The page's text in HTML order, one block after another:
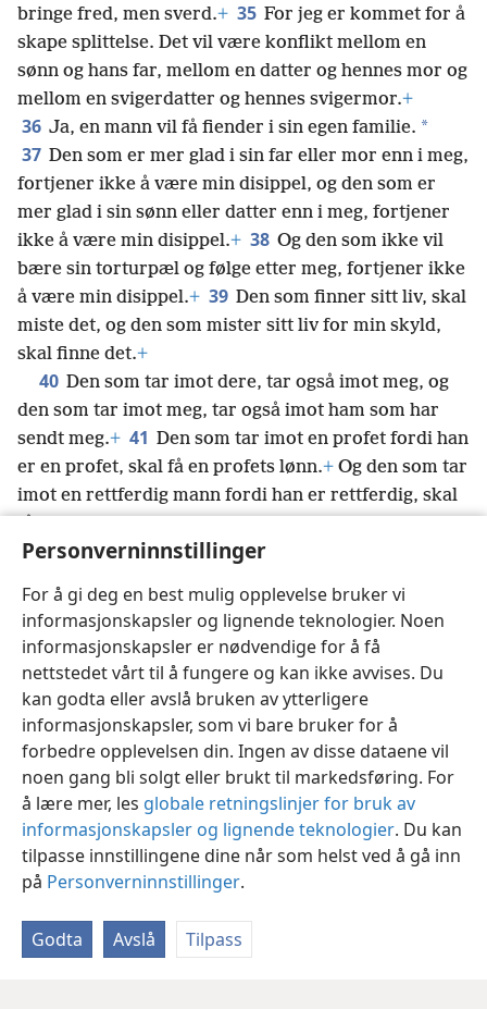
Personverninnstillinger
For å gi deg en best mulig opplevelse bruker vi
informasjonskapsler og lignende teknologier. Noen
informasjonskapsler er nødvendige for å få
nettstedet vårt til å fungere og kan ikke avvises. Du
kan godta eller avslå bruken av ytterligere
informasjonskapsler, som vi bare bruker for å
forbedre opplevelsen din. Ingen av disse dataene vil
noen gang bli solgt eller brukt til markedsføring. For
å lære mer, les globale retningslinjer for bruk av
informasjonskapsler og lignende teknologier. Du kan
tilpasse innstillingene dine når som helst ved å gå inn
på Personverninnstillinger.
Godta Avslå Tilpass
bringe fred, men sverd.+ 35 For jeg er kommet for å
skape splittelse. Det vil være konflikt mellom en
sønn og hans far, mellom en datter og hennes mor og
mellom en svigerdatter og hennes svigermor.+
36 Ja, en mann vil få fiender i sin egen familie. *
37 Den som er mer glad i sin far eller mor enn i meg,
fortjener ikke å være min disippel, og den som er
mer glad i sin sønn eller datter enn i meg, fortjener
ikke å være min disippel.+ 38 Og den som ikke vil
bære sin torturpæl og følge etter meg, fortjener ikke
å være min disippel.+ 39 Den som finner sitt liv, skal
miste det, og den som mister sitt liv for min skyld,
skal finne det.+
40 Den som tar imot dere, tar også imot meg, og
den som tar imot meg, tar også imot ham som har
sendt meg.+ 41 Den som tar imot en profet fordi han
er en profet, skal få en profets lønn.+ Og den som tar
imot en rettferdig mann fordi han er rettferdig, skal
42
disse ydmyke menneskene * om så bare et beger
sannhet: Han skal slett ikke miste sin lønn.»
Norsk Del Innstillinger
Copyright© 2026 Watch Tower Bible and Tract Society of Pennsylvania
Vilkår for bruk Personvern Personverninnstillinger
JW.ORG
Logg inn